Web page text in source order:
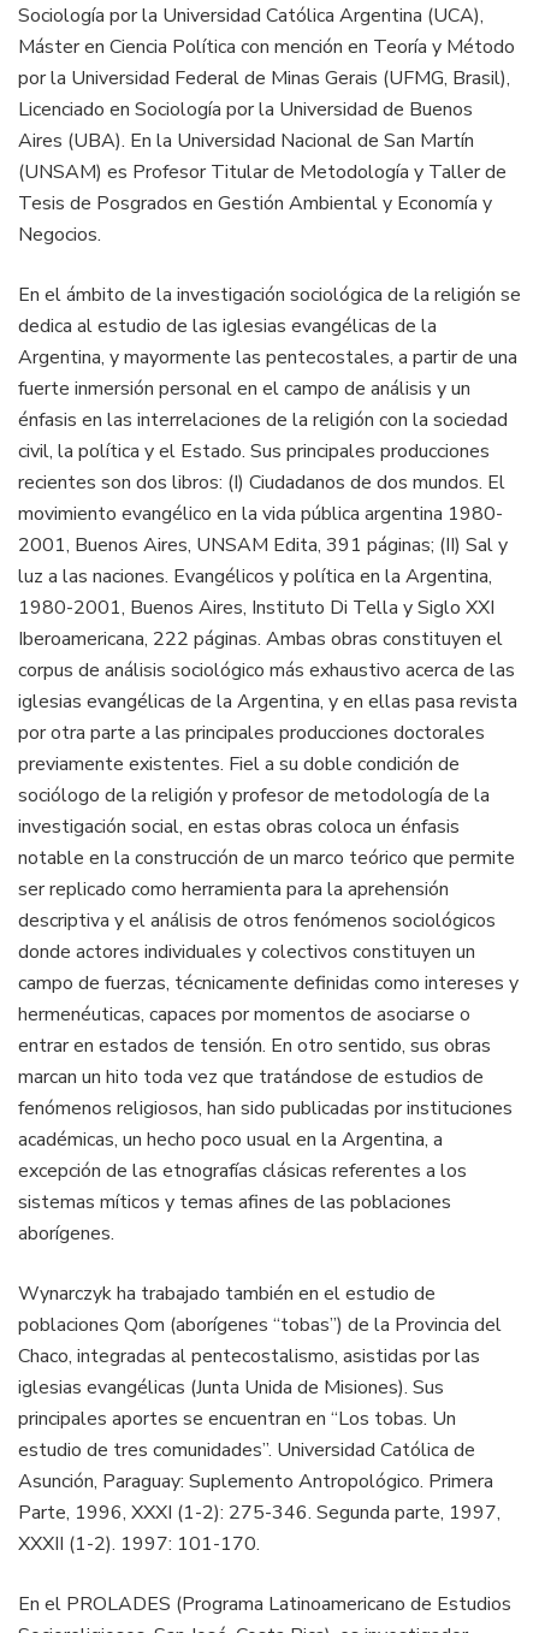
Sociología por la Universidad Católica Argentina (UCA),
Máster en Ciencia Política con mención en Teoría y Método
por la Universidad Federal de Minas Gerais (UFMG, Brasil),
Licenciado en Sociología por la Universidad de Buenos
Aires (UBA). En la Universidad Nacional de San Martín
(UNSAM) es Profesor Titular de Metodología y Taller de
Tesis de Posgrados en Gestión Ambiental y Economía y
Negocios.
En el ámbito de la investigación sociológica de la religión se
dedica al estudio de las iglesias evangélicas de la
Argentina, y mayormente las pentecostales, a partir de una
fuerte inmersión personal en el campo de análisis y un
énfasis en las interrelaciones de la religión con la sociedad
civil, la política y el Estado. Sus principales producciones
recientes son dos libros: (I) Ciudadanos de dos mundos. El
movimiento evangélico en la vida pública argentina 1980-
2001, Buenos Aires, UNSAM Edita, 391 páginas; (II) Sal y
luz a las naciones. Evangélicos y política en la Argentina,
1980-2001, Buenos Aires, Instituto Di Tella y Siglo XXI
Iberoamericana, 222 páginas. Ambas obras constituyen el
corpus de análisis sociológico más exhaustivo acerca de las
iglesias evangélicas de la Argentina, y en ellas pasa revista
por otra parte a las principales producciones doctorales
previamente existentes. Fiel a su doble condición de
sociólogo de la religión y profesor de metodología de la
investigación social, en estas obras coloca un énfasis
notable en la construcción de un marco teórico que permite
ser replicado como herramienta para la aprehensión
descriptiva y el análisis de otros fenómenos sociológicos
donde actores individuales y colectivos constituyen un
campo de fuerzas, técnicamente definidas como intereses y
hermenéuticas, capaces por momentos de asociarse o
entrar en estados de tensión. En otro sentido, sus obras
marcan un hito toda vez que tratándose de estudios de
fenómenos religiosos, han sido publicadas por instituciones
académicas, un hecho poco usual en la Argentina, a
excepción de las etnografías clásicas referentes a los
sistemas míticos y temas afines de las poblaciones
aborígenes.
Wynarczyk ha trabajado también en el estudio de
poblaciones Qom (aborígenes “tobas”) de la Provincia del
Chaco, integradas al pentecostalismo, asistidas por las
iglesias evangélicas (Junta Unida de Misiones). Sus
principales aportes se encuentran en “Los tobas. Un
estudio de tres comunidades”. Universidad Católica de
Asunción, Paraguay: Suplemento Antropológico. Primera
Parte, 1996, XXXI (1-2): 275-346. Segunda parte, 1997,
XXXII (1-2). 1997: 101-170.
En el PROLADES (Programa Latinoamericano de Estudios